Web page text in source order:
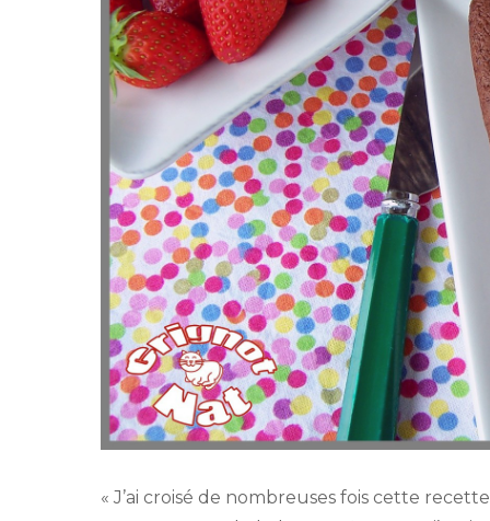
« J’ai croisé de nombreuses fois cette